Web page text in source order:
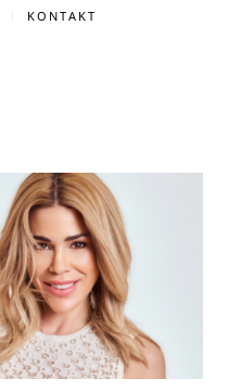
KONTAKT